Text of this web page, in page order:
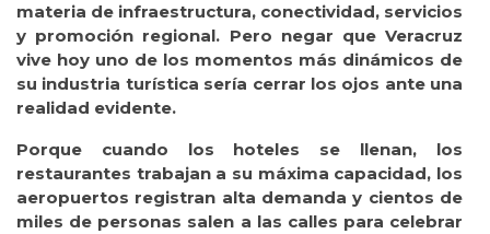
materia de infraestructura, conectividad, servicios
y promoción regional. Pero negar que Veracruz
vive hoy uno de los momentos más dinámicos de
su industria turística sería cerrar los ojos ante una
realidad evidente.
Porque cuando los hoteles se llenan, los
restaurantes trabajan a su máxima capacidad, los
aeropuertos registran alta demanda y cientos de
miles de personas salen a las calles para celebrar